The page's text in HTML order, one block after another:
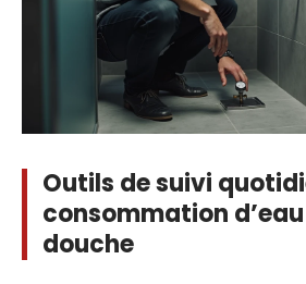
Outils de suivi
consommation
douche